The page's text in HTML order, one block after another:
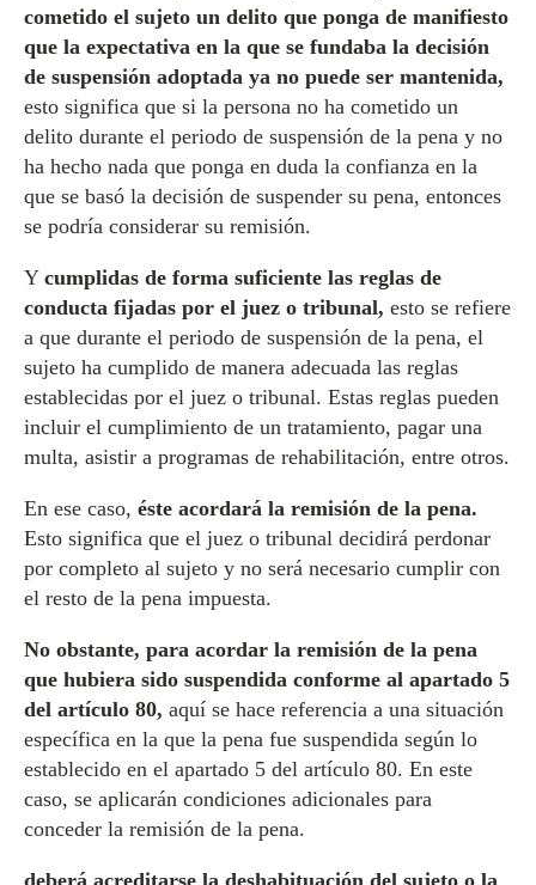
cometido el sujeto un delito que ponga de manifiesto
que la expectativa en la que se fundaba la decisión
de suspensión adoptada ya no puede ser mantenida,
esto significa que si la persona no ha cometido un
delito durante el periodo de suspensión de la pena y no
ha hecho nada que ponga en duda la confianza en la
que se basó la decisión de suspender su pena, entonces
se podría considerar su remisión.
Y cumplidas de forma suficiente las reglas de
conducta fijadas por el juez o tribunal, esto se refiere
a que durante el periodo de suspensión de la pena, el
sujeto ha cumplido de manera adecuada las reglas
establecidas por el juez o tribunal. Estas reglas pueden
incluir el cumplimiento de un tratamiento, pagar una
multa, asistir a programas de rehabilitación, entre otros.
En ese caso, éste acordará la remisión de la pena.
Esto significa que el juez o tribunal decidirá perdonar
por completo al sujeto y no será necesario cumplir con
el resto de la pena impuesta.
No obstante, para acordar la remisión de la pena
que hubiera sido suspendida conforme al apartado 5
del artículo 80, aquí se hace referencia a una situación
específica en la que la pena fue suspendida según lo
establecido en el apartado 5 del artículo 80. En este
caso, se aplicarán condiciones adicionales para
conceder la remisión de la pena.
deberá acreditarse la deshabituación del sujeto o la